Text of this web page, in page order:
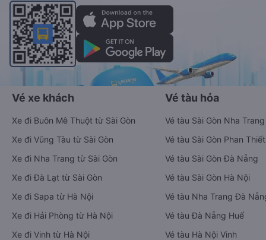
Vé xe khách
Xe đi Buôn Mê Thuột từ Sài Gòn
Xe đi Vũng Tàu từ Sài Gòn
Xe đi Nha Trang từ Sài Gòn
Xe đi Đà Lạt từ Sài Gòn
Xe đi Sapa từ Hà Nội
Xe đi Hải Phòng từ Hà Nội
Xe đi Vinh từ Hà Nội
Vé tàu hỏa
Vé tàu Sài Gòn Nha Trang
Vé tàu Sài Gòn Phan Thiết
Vé tàu Sài Gòn Đà Nẵng
Vé tàu Sài Gòn Hà Nội
Vé tàu Nha Trang Đà
Vé tàu Đà Nẵng Huế
Vé tàu Hà Nội Vinh